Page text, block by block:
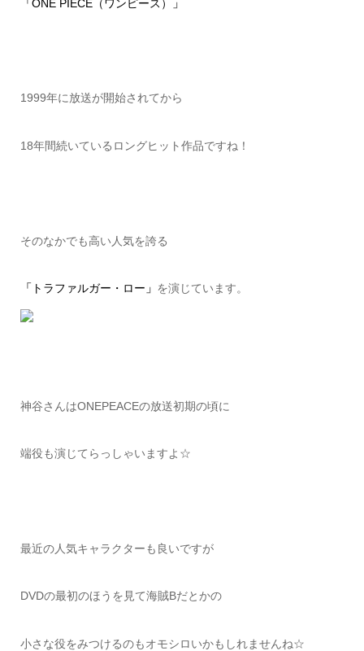
「 ONE PIECE（ワンピース） 」
1999年に放送が開始されてから
18年間続いているロングヒット作品ですね！
そのなかでも高い人気を誇る
「 トラファルガー・ロー 」 を演じています。
神谷さんはONEPEACEの放送初期の頃に
端役も演じてらっしゃいますよ☆
最近の人気キャラクターも良いですが
DVDの最初のほうを見て海賊Bだとかの
小さな役をみつけるのもオモシロいかもしれませんね☆